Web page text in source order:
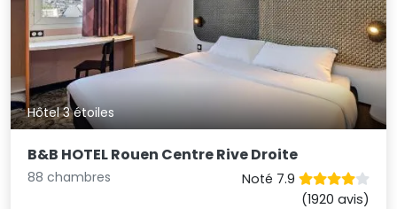
Hôtel 3 étoiles
B&B HOTEL Rouen Centre Rive Droite
88 chambres
Noté 7.9
(1920 avis)